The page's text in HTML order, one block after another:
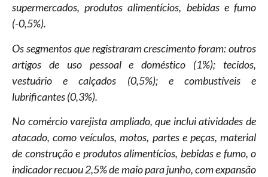
supermercados, produtos alimentícios, bebidas e fumo
(-0,5%).
Os segmentos que registraram crescimento foram: outros
artigos de uso pessoal e doméstico (1%); tecidos,
vestuário e calçados (0,5%); e combustíveis e
lubrificantes (0,3%).
No comércio varejista ampliado, que inclui atividades de
atacado, como veículos, motos, partes e peças, material
de construção e produtos alimentícios, bebidas e fumo, o
indicador recuou 2,5% de maio para junho, com expansão